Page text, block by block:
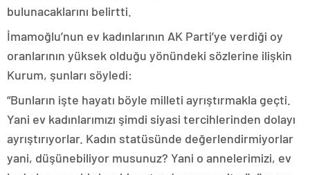
bulunacaklarını belirtti.
İmamoğlu’nun ev kadınlarının AK Parti’ye verdiği oy
oranlarının yüksek olduğu yönündeki sözlerine ilişkin
Kurum, şunları söyledi:
“Bunların işte hayatı böyle milleti ayrıştırmakla geçti.
Yani ev kadınlarımızı şimdi siyasi tercihlerinden dolayı
ayrıştırıyorlar. Kadın statüsünde değerlendirmiyorlar
yani, düşünebiliyor musunuz? Yani o annelerimizi, ev